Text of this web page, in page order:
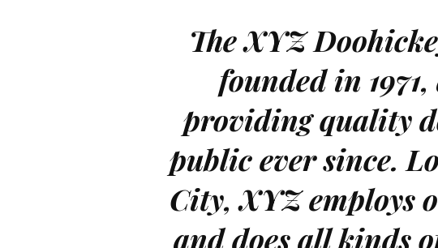
The XYZ
founded in
providing quality
public ever since.
City, XYZ employs
and does all kinds